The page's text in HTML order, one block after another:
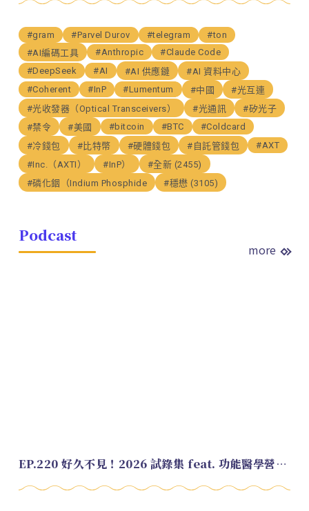
#gram #Parvel Durov #telegram
#ton
#AI編碼工具
#Anthropic
#Claude Code
#DeepSeek
#AI #AI 供應鏈
#AI 資料中心
#Coherent
#InP #Lumentum #中國
#光互連
#光收發器（Optical Transceivers）
#光通訊
#矽光子
#禁令
#美國 #bitcoin #BTC
#Coldcard
#冷錢包
#比特幣 #硬體錢包 #自託管錢包
#AXT
#Inc.（AXTI）
#InP）
#全新 (2455)
#磷化銦（Indium Phosphide
#穩懋 (3105)
Podcast
more
EP.220 好久不見！2026 試錄集 feat. 功能醫學營養師 美寶